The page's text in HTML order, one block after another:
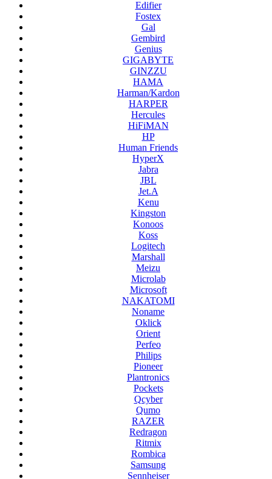
Edifier
Fostex
Gal
Gembird
Genius
GIGABYTE
GINZZU
HAMA
Harman/Kardon
HARPER
Hercules
HiFiMAN
HP
Human Friends
HyperX
Jabra
JBL
Jet.A
Kenu
Kingston
Konoos
Koss
Logitech
Marshall
Meizu
Microlab
Microsoft
NAKATOMI
Noname
Oklick
Orient
Perfeo
Philips
Pioneer
Plantronics
Pockets
Qcyber
Qumo
RAZER
Redragon
Ritmix
Rombica
Samsung
Sennheiser